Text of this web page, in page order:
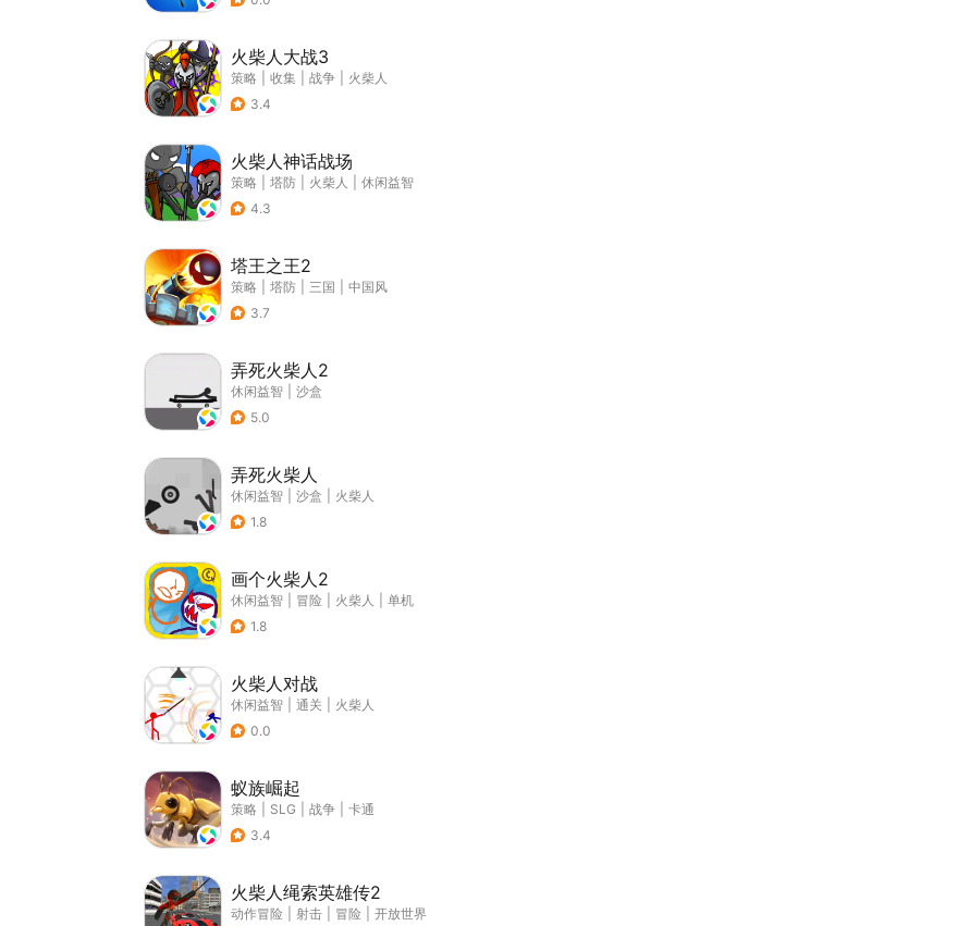
火柴人大战3
策略 收集 战争
火柴人
3.4
火柴人神话战场
策略 塔防 火柴人
休闲益智
4.3
塔王之王2
策略 塔防 三国
中国风
3.7
弄死火柴人2
休闲益智
沙盒
5.0
弄死火柴人
休闲益智 沙盒
火柴人
1.8
画个火柴人2
休闲益智 冒险 火柴人
单机
1.8
火柴人对战
休闲益智 通关
火柴人
0.0
蚁族崛起
策略 SLG 战争
卡通
3.4
火柴人绳索英雄传2
动作冒险 射击 冒险
开放世界